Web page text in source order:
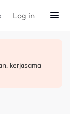
Log in
siasatan
api diperketat
kerjasama